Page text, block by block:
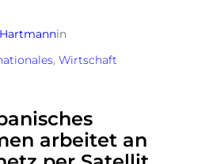
in
, Wirtschaft
arbeitet an